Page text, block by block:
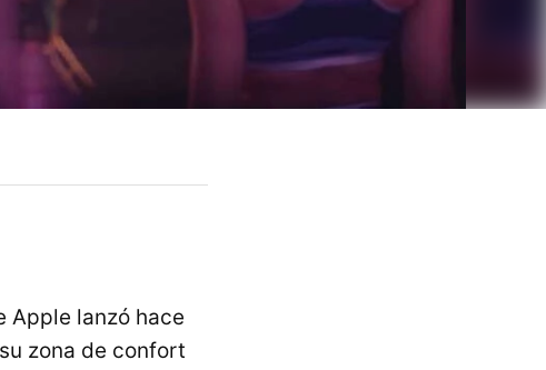
Apple lanzó hace
zona de confort